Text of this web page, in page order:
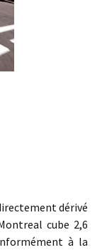
dérivé
cube 2,6
à la